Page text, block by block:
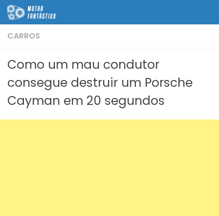
Skip to content
CARROS
Como um mau condutor
consegue destruir um Porsche
Cayman em 20 segundos